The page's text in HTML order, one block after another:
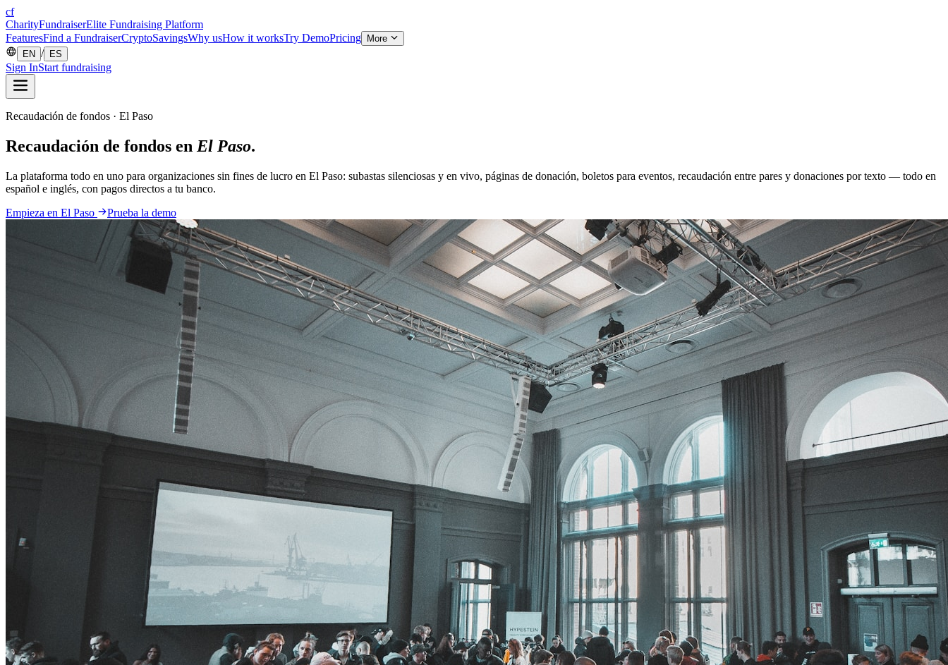
cf
CharityFundraiserElite Fundraising Platform
FeaturesFind a FundraiserCryptoSavingsWhy usHow it worksTry DemoPricing
More
EN / ES
Sign InStart fundraising
Recaudación de fondos · El Paso
Recaudación de fondos en El Paso.
La plataforma todo en uno para organizaciones sin fines de lucro en El Paso: subastas silenciosas y en vivo, páginas de donación, boletos para eventos, recaudación entre pares y donaciones por texto — todo en
español e inglés, con pagos directos a tu banco.
Empieza en El Paso
Prueba la demo